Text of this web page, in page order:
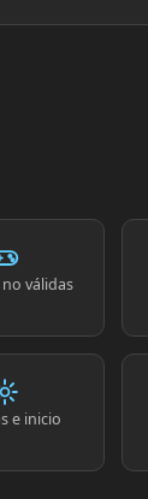
válidas
e inicio